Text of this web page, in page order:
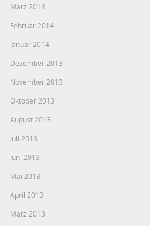
März 2014
Februar 2014
Januar 2014
Dezember 2013
November 2013
Oktober 2013
August 2013
Juli 2013
Juni 2013
Mai 2013
April 2013
März 2013